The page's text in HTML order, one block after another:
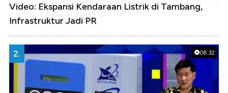
Video: Ekspansi Kendaraan Listrik di Tambang,
Infrastruktur Jadi PR
08:32
2.